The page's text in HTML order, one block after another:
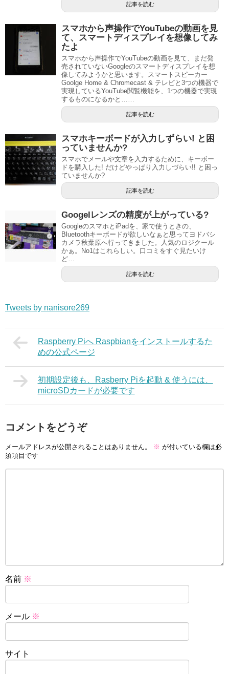
記事を読む
スマホから声操作でYouTubeの動画を見
て、スマートディスプレイを想像してみ
たよ
スマホから声操作でYouTubeの動画を見て、まだ発
売されていないGoogleのスマートディスプレイを想
像してみようかと思います。スマートスピーカー
Goolge Home & Chromecast & テレビと3つの機器で
実現しているYouTube閲覧機能を、1つの機器で実現
するものになるかと……
記事を読む
スマホキーボードが入力しずらい! と困
っていませんか?
スマホでメールや文章を入力するために、キーボー
ドを購入した! だけどやっぱり入力しづらい!! と困っ
ていませんか?
記事を読む
Googelレンズの精度が上がっている?
GoogleのスマホとiPadを、家で使うときの、
Bluetoothキーボードが欲しいなぁと思ってヨドバシ
カメラ秋葉原へ行ってきました。人気のロジクール
かぁ。No1はこれらしい。口コミをすぐ見たいけ
ど…
記事を読む
Tweets by nanisore269
Raspberry Piへ Raspbianをインストールするた
めの公式ページ
初期設定後も、Rasberry Piを起動 & 使うには、
microSDカードが必要です
コメントをどうぞ
メールアドレスが公開されることはありません。 ※ が付いている欄は必
須項目です
名前 ※
メール ※
サイト